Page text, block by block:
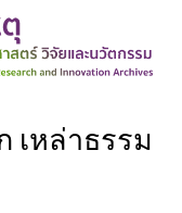
เหล่าธรรม